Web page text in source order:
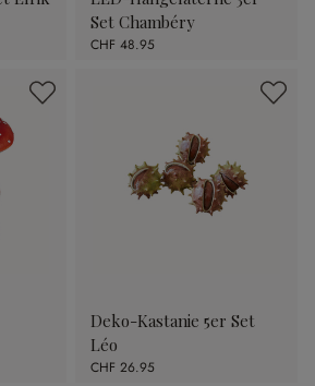
Set Chambéry
CHF 48.95
Deko-Kastanie 5er Set
Léo
CHF 26.95